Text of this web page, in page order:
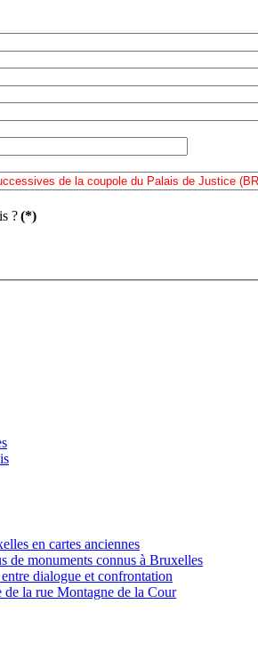
?(*)
en cartes anciennes
de monuments connus à Bruxelles
dialogue et confrontation
de la rue Montagne de la Cour